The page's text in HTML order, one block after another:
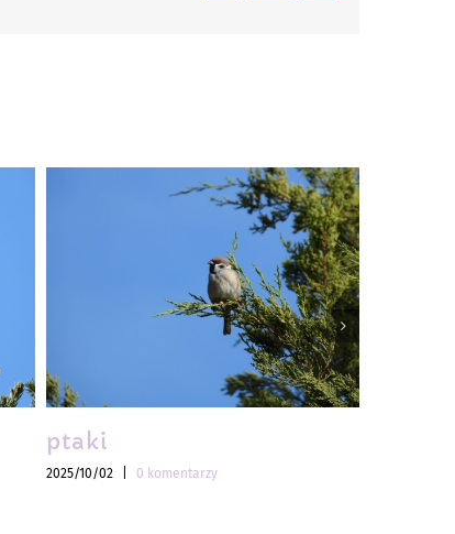
ptaki
2025/10/02 0 komentarzy